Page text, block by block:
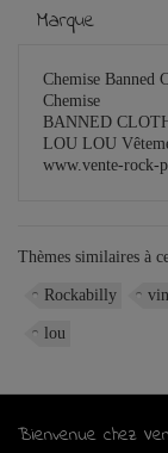
Marque
Chemise Banned
Chemise
BANNED
LOU LOU
www.vente-rock-
Thèmes similaires à
Rockabilly
lou
Bienvenue chez